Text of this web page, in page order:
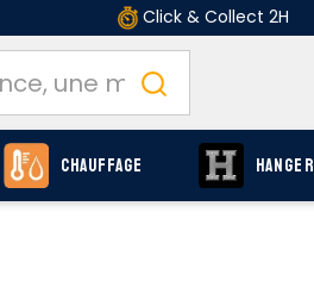
Click & Collect 2H
Chauffage HANGER